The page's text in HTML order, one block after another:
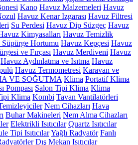
Kano Havuz Malzemeleri Havuz
Havuz Kenar Izgarası Havuz Filtresi
Su Perdesi Havuz Dip Süzgeç Havuz
Kimyasalları Havuz Temizlik
Hortumu Havuz Kepçesi Havuz
ve Fırçası Havuz Merdiveni Havuz
Havuz Aydınlatma ve Isıtma Havuz
Havuz Termometresi Karavan ve
VE SOĞUTMA Klima Portatif Klima
Pompası Salon Tipi Klima Klima
Klima Kombi Tavan Vantilatörleri
Nem Cihazları Hava
Buhar Makineleri Nem Alma Cihazları
Elektrikli Isıtıcılar Quartz Isıtıcılar
Tipi IsıtıcılarYağlı Radyatör Fanlı
Dış Mekan Isıtıcılar